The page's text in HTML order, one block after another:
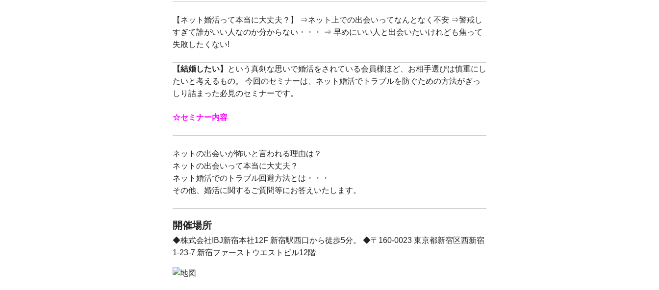
【ネット婚活って本当に大丈夫？】 ⇒ネット上での出会いってなんとなく不安 ⇒警戒し
すぎて誰がいい人なのか分からない・・・ ⇒ 早めにいい人と出会いたいけれども焦って
失敗したくない!
【結婚したい】
という真剣な思いで婚活をされている会員様ほど、お相手選びは慎重にし
たいと考えるもの。 今回のセミナーは、ネット婚活でトラブルを防ぐための方法がぎっ
しり詰まった必見のセミナーです。
☆セミナー内容
ネットの出会いが怖いと言われる理由は？
ネットの出会いって本当に大丈夫？
ネット婚活でのトラブル回避方法とは・・・
その他、婚活に関するご質問等にお答えいたします。
開催場所
◆株式会社IBJ新宿本社12F 新宿駅西口から徒歩5分。 ◆〒160-0023 東京都新宿区西新宿
1-23-7 新宿ファーストウエストビル12階